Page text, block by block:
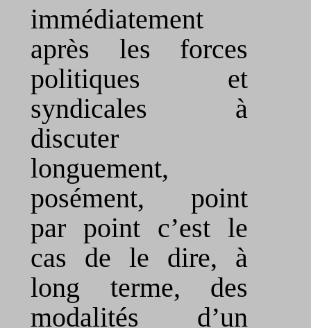
immédiatement
après les forces
politiques et
syndicales à
discuter
longuement,
posément, point
par point c’est le
cas de le dire, à
long terme, des
modalités d’un